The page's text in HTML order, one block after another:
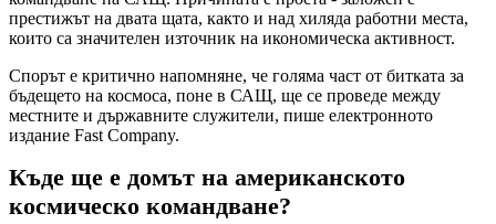
престижът на двата щата, както и над хиляда работни места,
които са значителен източник на икономическа активност.
Спорът е критично напомняне, че голяма част от битката за
бъдещето на космоса, поне в САЩ, ще се проведе между
местните и държавните служители, пише електронното
издание Fast Company.
Къде ще е домът на американското
космическо командване?